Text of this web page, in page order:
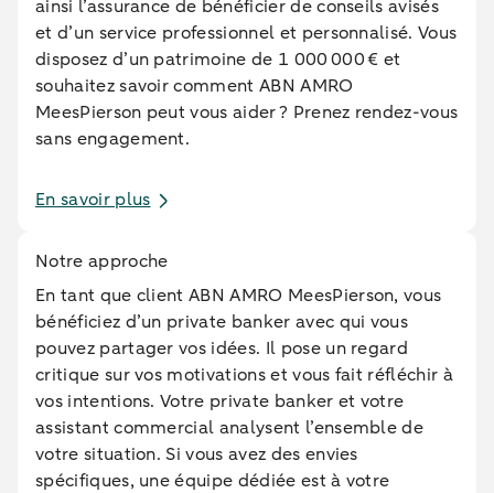
ainsi l’assurance de bénéficier de conseils avisés
et d’un service professionnel et personnalisé. Vous
disposez d’un patrimoine de 1 000 000 € et
souhaitez savoir comment ABN AMRO
MeesPierson peut vous aider ? Prenez rendez-vous
sans engagement.
En savoir plus
Notre approche
En tant que client ABN AMRO MeesPierson, vous
bénéficiez d’un private banker avec qui vous
pouvez partager vos idées. Il pose un regard
critique sur vos motivations et vous fait réfléchir à
vos intentions. Votre private banker et votre
assistant commercial analysent l’ensemble de
votre situation. Si vous avez des envies
spécifiques, une équipe dédiée est à votre